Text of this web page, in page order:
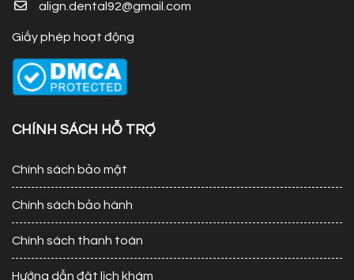
align.dental92@gmail.com
Giấy phép hoạt động
CHÍNH SÁCH HỖ TRỢ
Chính sách bảo mật
Chính sách bảo hành
Chính sách thanh toán
Hướng dẫn đặt lịch khám